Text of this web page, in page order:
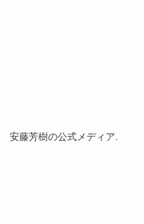
藤芳樹の公式メディア.